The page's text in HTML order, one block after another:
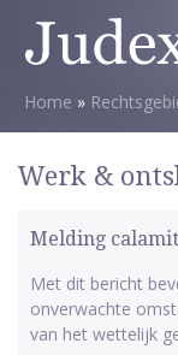
Home »
Werk &
Melding
Met dit bericht
onverwachte
van het wettelijk